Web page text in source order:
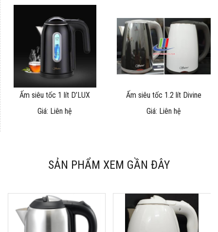
Ấm siêu tốc 1 lít D’LUX
Giá: Liên hệ
Ấm siêu tốc 1.2 lít Divine
Giá: Liên hệ
SẢN PHẨM XEM GẦN ĐÂY